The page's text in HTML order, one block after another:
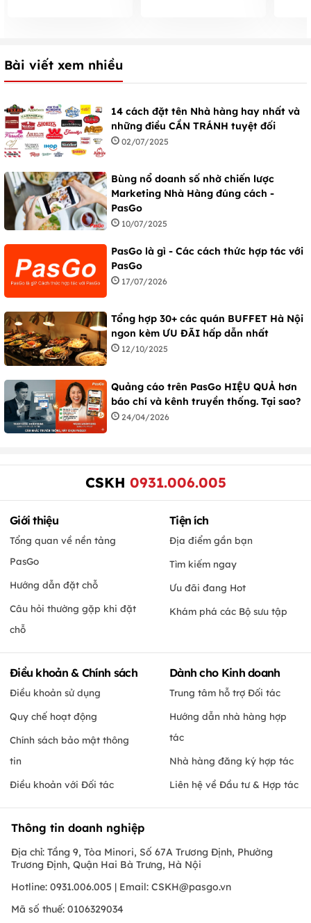
Bài viết xem nhiều
14 cách đặt tên Nhà hàng hay nhất và
những điều CẦN TRÁNH tuyệt đối
02/07/2025
Bùng nổ doanh số nhờ chiến lược
Marketing Nhà Hàng đúng cách -
PasGo
10/07/2025
PasGo là gì - Các cách thức hợp tác với
PasGo
17/07/2026
Tổng hợp 30+ các quán BUFFET Hà Nội
ngon kèm ƯU ĐÃI hấp dẫn nhất
12/10/2025
Quảng cáo trên PasGo HIỆU QUẢ hơn
báo chí và kênh truyền thống. Tại sao?
24/04/2026
CSKH 0931.006.005
Giới thiệu
Tổng quan về nền tảng
PasGo
Hướng dẫn đặt chỗ
Câu hỏi thường gặp khi đặt
chỗ
Tiện ích
Địa điểm gần bạn
Tìm kiếm ngay
Ưu đãi đang Hot
Khám phá các Bộ sưu tập
Điều khoản & Chính sách
Điều khoản sử dụng
Quy chế hoạt động
Chính sách bảo mật thông
tin
Điều khoản với Đối tác
Dành cho Kinh doanh
Trung tâm hỗ trợ Đối tác
Hướng dẫn nhà hàng hợp
tác
Nhà hàng đăng ký hợp tác
Liên hệ về Đầu tư & Hợp tác
Thông tin doanh nghiệp
Địa chỉ: Tầng 9, Tòa Minori, Số 67A Trương Định, Phường
Trương Định, Quận Hai Bà Trưng, Hà Nội
Hotline: 0931.006.005 | Email: CSKH@pasgo.vn
Mã số thuế: 0106329034